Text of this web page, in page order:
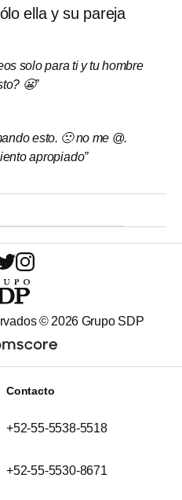
ella y su pareja
solo para ti y tu hombre
😬”
esto. 🙁 no me @.
apropiado”
© 2026 Grupo SDP
Contacto
+52-55-5538-5518
+52-55-5530-8671